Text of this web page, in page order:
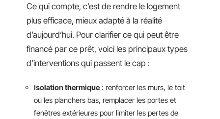
Ce qui compte, c’est de rendre le logement
plus efficace, mieux adapté à la réalité
d’aujourd’hui. Pour clarifier ce qui peut être
financé par ce prêt, voici les principaux types
d’interventions qui passent le cap :
Isolation thermique : renforcer les murs, le toit
ou les planchers bas, remplacer les portes et
fenêtres extérieures pour limiter les pertes de